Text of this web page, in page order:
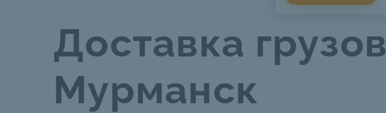
Доставка грузов
Мурманск